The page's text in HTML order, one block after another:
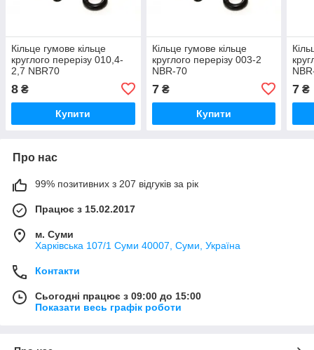
Кільце гумове кільце
круглого перерізу 010,4-
2,7 NBR70
8 ₴
Купити
Кільце гумове кільце
круглого перерізу 003-2
NBR-70
7₴
Купити
7 ₴
Про нас
99% позитивних з 207 відгуків за рік
Працює з 15.02.2017
м. Суми
Харківська 107/1 Суми 40007, Суми, Україна
Контакти
Сьогодні працює з 09:00 до 15:00
Показати весь графік роботи